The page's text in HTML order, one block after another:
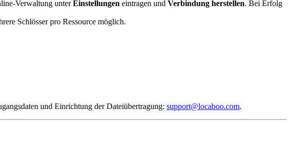
Verwaltung unterEinstellungen eintragen und Verbindung herstellen. Bei Erfolg
Schlösser pro Ressource möglich.
und Einrichtung der Dateiübertragung: support@locaboo.com.